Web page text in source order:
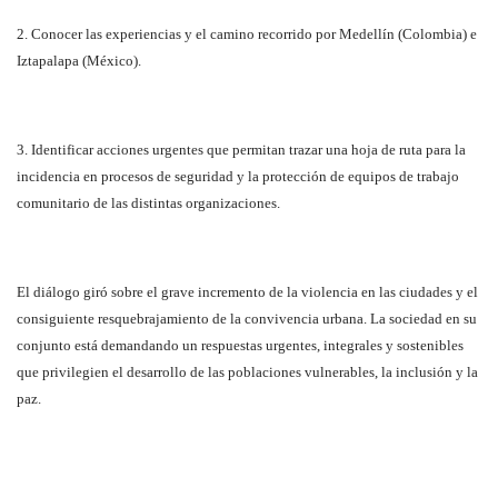
2. Conocer las experiencias y el camino recorrido por Medellín (Colombia) e
Iztapalapa (México).
3. Identificar acciones urgentes que permitan trazar una hoja de ruta para la
incidencia en procesos de seguridad y la protección de equipos de trabajo
comunitario de las distintas organizaciones.
El diálogo giró sobre el grave incremento de la violencia en las ciudades y el
consiguiente resquebrajamiento de la convivencia urbana. La sociedad en su
conjunto está demandando un respuestas urgentes, integrales y sostenibles
que privilegien el desarrollo de las poblaciones vulnerables, la inclusión y la
paz.